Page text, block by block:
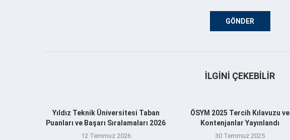
İLGINI ÇEKEBILIR
Yıldız Teknik Üniversitesi Taban
Puanları ve Başarı Sıralamaları 2026
12 Temmuz 2026
ÖSYM 2025 Tercih Kılavuzu ve
Kontenjanlar Yayınlandı
30 Temmuz 2025